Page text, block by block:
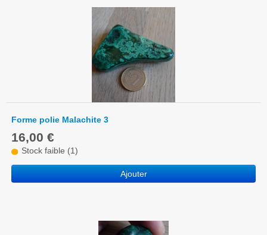
Forme polie Malachite 3
16,00 €
Stock faible (1)
Ajouter